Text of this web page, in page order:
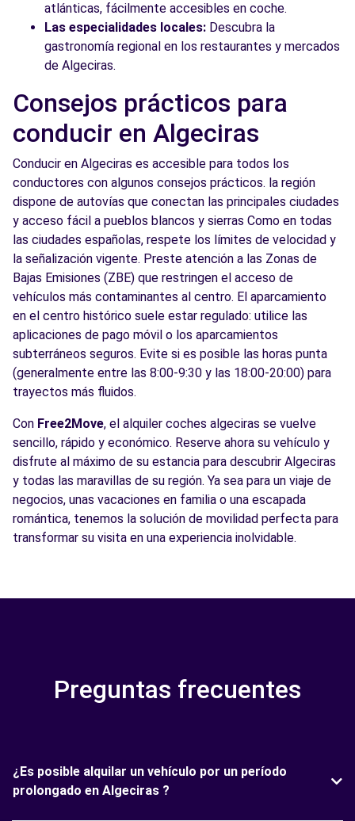
atlánticas, fácilmente accesibles en coche.
Las especialidades locales: Descubra la
gastronomía regional en los restaurantes y mercados
de Algeciras.
Consejos prácticos para
conducir en Algeciras
Conducir en Algeciras es accesible para todos los
conductores con algunos consejos prácticos. la región
dispone de autovías que conectan las principales ciudades
y acceso fácil a pueblos blancos y sierras Como en todas
las ciudades españolas, respete los límites de velocidad y
la señalización vigente. Preste atención a las Zonas de
Bajas Emisiones (ZBE) que restringen el acceso de
vehículos más contaminantes al centro. El aparcamiento
en el centro histórico suele estar regulado: utilice las
aplicaciones de pago móvil o los aparcamientos
subterráneos seguros. Evite si es posible las horas punta
(generalmente entre las 8:00-9:30 y las 18:00-20:00) para
trayectos más fluidos.
Con Free2Move, el alquiler coches algeciras se vuelve
sencillo, rápido y económico. Reserve ahora su vehículo y
disfrute al máximo de su estancia para descubrir Algeciras
y todas las maravillas de su región. Ya sea para un viaje de
negocios, unas vacaciones en familia o una escapada
romántica, tenemos la solución de movilidad perfecta para
transformar su visita en una experiencia inolvidable.
Preguntas frecuentes
¿Es posible alquilar un vehículo por un período
prolongado en Algeciras ?